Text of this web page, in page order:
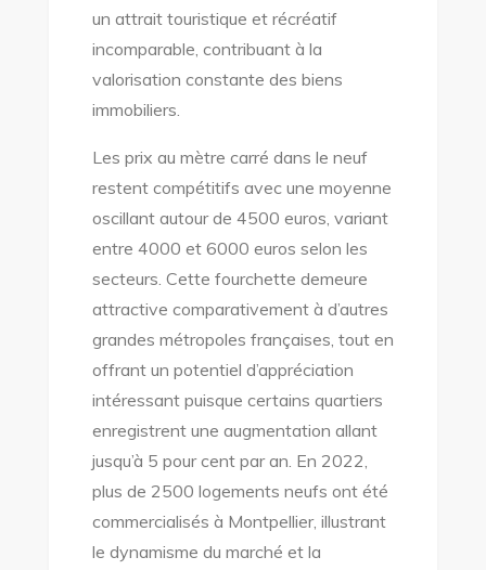
un attrait touristique et récréatif
incomparable, contribuant à la
valorisation constante des biens
immobiliers.
Les prix au mètre carré dans le neuf
restent compétitifs avec une moyenne
oscillant autour de 4500 euros, variant
entre 4000 et 6000 euros selon les
secteurs. Cette fourchette demeure
attractive comparativement à d’autres
grandes métropoles françaises, tout en
offrant un potentiel d’appréciation
intéressant puisque certains quartiers
enregistrent une augmentation allant
jusqu’à 5 pour cent par an. En 2022,
plus de 2500 logements neufs ont été
commercialisés à Montpellier, illustrant
le dynamisme du marché et la